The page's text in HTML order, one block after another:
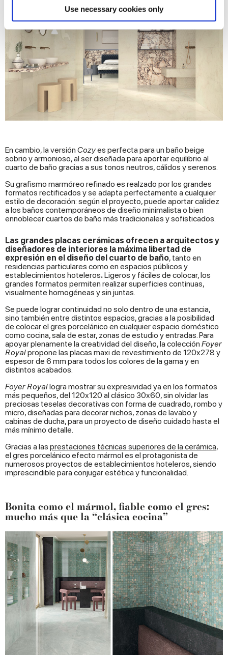
Find out more about how your personal data is processed
and set your preferences in thedetails section.
We use cookies to personalise content and ads, to
provide social media features and to analyse our traffic.
We also share information about your use of our site with
our social media, advertising and analytics partners who
may combine it with other information that you’ve
provided to them or that they’ve collected from your use
of their services.
Use necessary cookies only
En cambio, la versión Cozyes perfecta para un baño beige
sobrio y armonioso, al ser diseñada para aportar equilibrio al
cuarto de baño gracias a sus tonos neutros, cálidos y serenos.
Su grafismo marmóreo refinado es realzado por los grandes
formatos rectificados y se adapta perfectamente a cualquier
estilo de decoración: según el proyecto, puede aportar calidez
a los baños contemporáneos de diseño minimalista o bien
ennoblecer cuartos de baño más tradicionales y sofisticados.
Las grandes placas cerámicas ofrecen a arquitectos y
diseñadores de interiores la máxima libertad de
expresión en el diseño del cuarto de baño, tanto en
residencias particulares como en espacios públicos y
establecimientos hoteleros.Ligeros y fáciles de colocar, los
grandes formatos permiten realizar superficies continuas,
visualmente homogéneas y sin juntas.
Se puede lograr continuidad no solo dentro de una estancia,
sino también entre distintos espacios, gracias a la posibilidad
de colocar el gres porcelánico en cualquier espacio doméstico
como cocina, sala de estar, zonas de estudio y entradas. Para
apoyar plenamente la creatividad del diseño, la colección Foyer
Royalpropone las placas maxi de revestimiento de 120x278 y
espesor de 6 mm para todos los colores de la gama y en
distintos acabados.
Foyer Royallogra mostrar su expresividad ya en los formatos
más pequeños, del 120x120 al clásico 30x60, sin olvidar las
preciosas teselas decorativas con forma de cuadrado, rombo y
micro, diseñadas para decorar nichos, zonas de lavabo y
cabinas de ducha, para un proyecto de diseño cuidado hasta el
más mínimo detalle.
Gracias a las prestaciones técnicas superiores de la cerámica,
el gres porcelánico efecto mármol es el protagonista de
numerosos proyectos de establecimientos hoteleros, siendo
imprescindible para conjugar estética y funcionalidad.
Bonita como el mármol, fiable como el gres:
mucho más que la “clásica cocina”